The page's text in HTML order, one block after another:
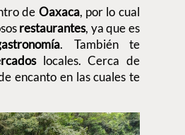
de Oaxaca, por lo cual
restaurantes, ya que es
. También te
locales. Cerca de
encanto en las cuales te